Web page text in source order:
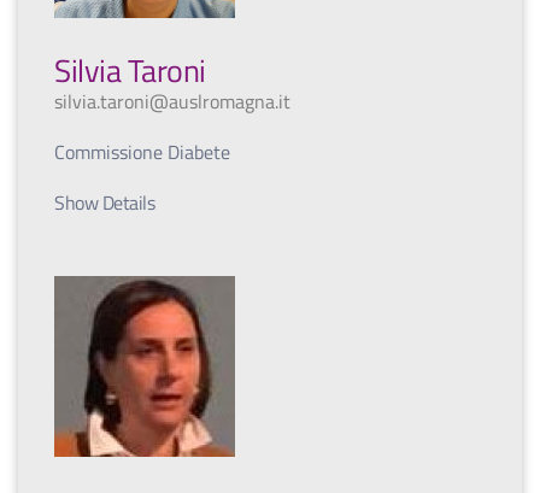
Silvia Taroni
silvia.taroni@auslromagna.it
Commissione Diabete
Show Details